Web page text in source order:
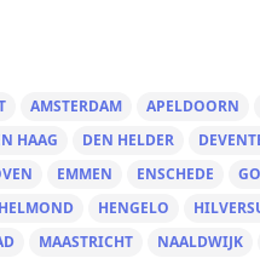
AMSTERDAM APELDOORN
HAAG DEN HELDER
EMMEN ENSCHEDE
HELMOND HENGELO
MAASTRICHT NAALDWIJK